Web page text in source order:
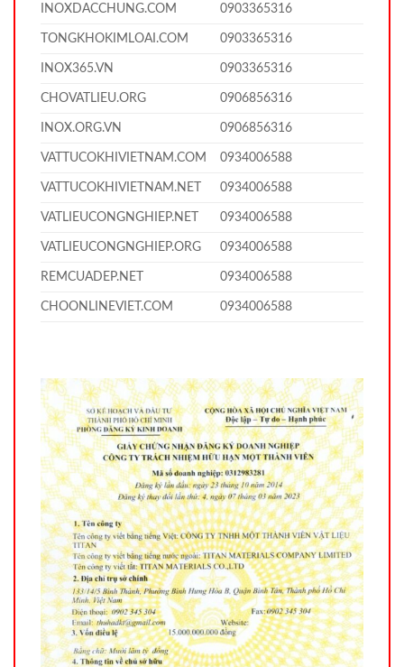
INOXDACCHUNG.COM 0903365316
TONGKHOKIMLOAI.COM 0903365316
INOX365.VN 0903365316
CHOVATLIEU.ORG 0906856316
INOX.ORG.VN 0906856316
VATTUCOKHIVIETNAM.COM 0934006588
VATTUCOKHIVIETNAM.NET 0934006588
VATLIEUCONGNGHIEP.NET 0934006588
VATLIEUCONGNGHIEP.ORG 0934006588
REMCUADEP.NET 0934006588
CHOONLINEVIET.COM 0934006588